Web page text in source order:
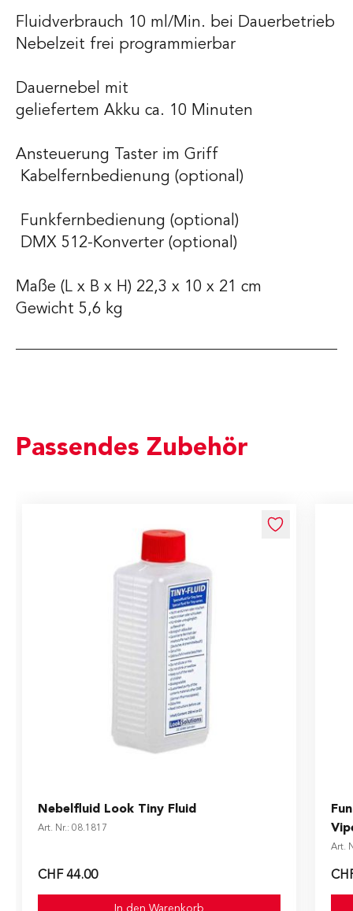
Fluidverbrauch 10 ml/Min. bei Dauerbetrieb
Nebelzeit frei programmierbar
Dauernebel mit
geliefertem Akku ca. 10 Minuten
Ansteuerung Taster im Griff
Kabelfernbedienung (optional)
Funkfernbedienung (optional)
DMX 512-Konverter (optional)
Maße (L x B x H) 22,3 x 10 x 21 cm
Gewicht 5,6 kg
Passendes Zubehör
Nebelfluid Look Tiny Fluid
Art. Nr.: 08.1817
CHF 44.00
In den Warenkorb
Art.